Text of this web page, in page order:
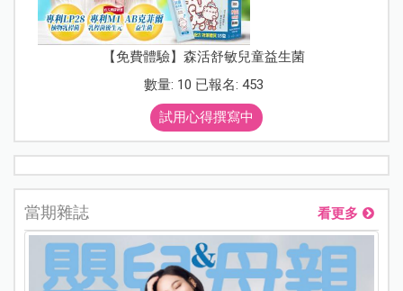
【免費體驗】森活舒敏兒童益生菌
數量: 10 已報名: 453
試用心得撰寫中
當期雜誌 看更多